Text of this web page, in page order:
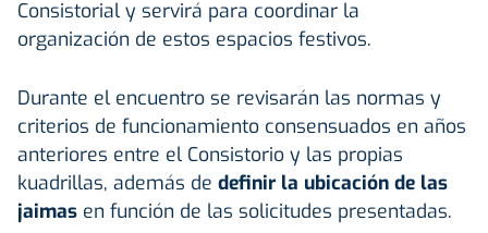
Consistorial y servirá para coordinar la
organización de estos espacios festivos.
Durante el encuentro se revisarán las normas y
criterios de funcionamiento consensuados en años
anteriores entre el Consistorio y las propias
kuadrillas, además de definir la ubicación de las
jaimas en función de las solicitudes presentadas.